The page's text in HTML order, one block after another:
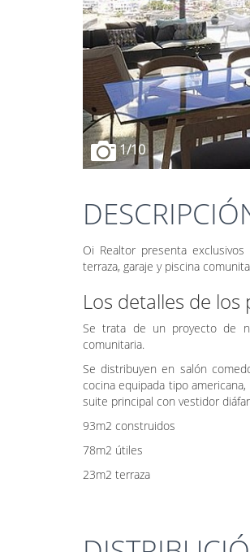
1/10
Oi Realtor presenta
terraza, garaje y piscina
Los detalles de los
Se trata de un proyecto de
comunitaria.
Se distribuyen en salón
cocina equipada tipo
suite principal con vestidor
93m2 construidos
78m2 útiles
23m2 terraza
Calidades